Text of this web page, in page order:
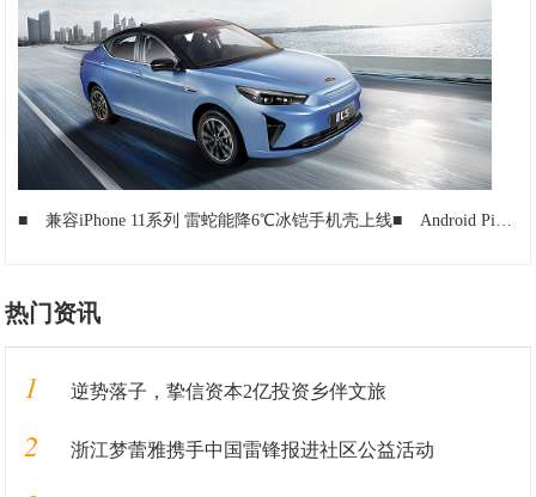
■ 兼容iPhone 11系列 雷蛇能降6℃冰铠手机壳上线■ Android Pie入门新机：Nokia TA-1153已通过Wi-Fi联盟认证
热门资讯
1 逆势落子，挚信资本2亿投资乡伴文旅
2 浙江梦蕾雅携手中国雷锋报进社区公益活动